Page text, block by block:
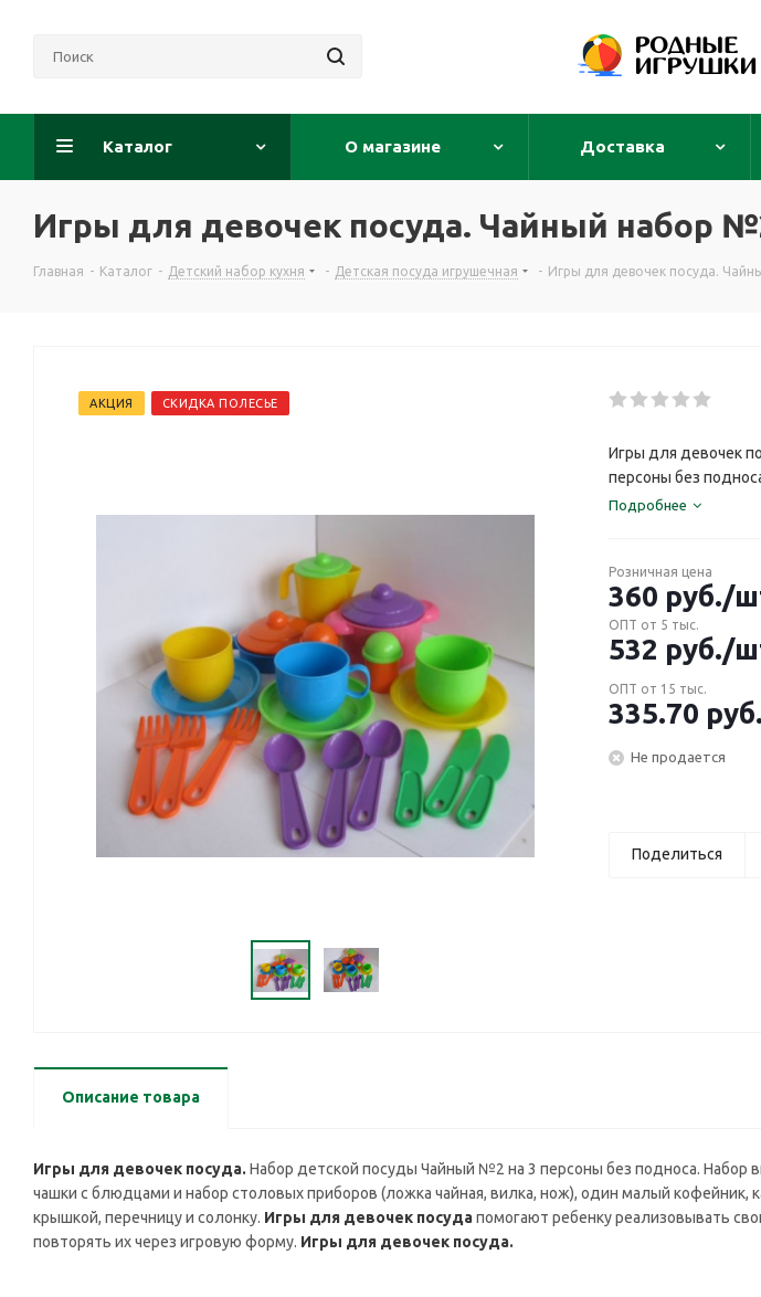
Каталог О магазине Доставка
Игры для девочек посуда. Чайный набор
Главная - Каталог - Детский набор кухня - Детская посуда игрушечная - Игры для девочек посуда.
АКЦИЯ СКИДКА ПОЛЕСЬЕ
Игры для девочек
персоны без
Подробнее
Розничная цена
360 руб./
ОПТ от 5 тыс.
532 руб./
ОПТ от 15 тыс.
335.70 руб.
Не продается
Поделиться
Описание товара
Игры для девочек посуда. Набор детской посуды Чайный №2 на 3 персоны без подноса. Набор
чашки с блюдцами и набор столовых приборов (ложка чайная, вилка, нож), один малый кофейник,
крышкой, перечницу и солонку. Игры для девочек посудапомогают ребенку реализовывать
повторять их через игровую форму. Игры для девочек посуда.